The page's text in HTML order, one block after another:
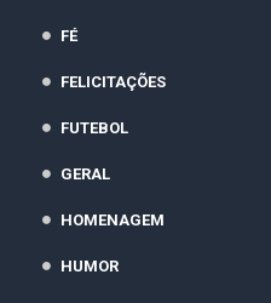
FÉ
FELICITAÇÕES
FUTEBOL
GERAL
HOMENAGEM
HUMOR